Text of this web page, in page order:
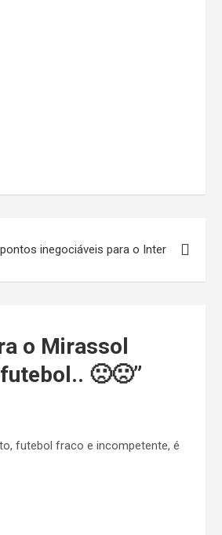
inegociáveis para o Inter
o Mirassol
🙁🙁”
futebol fraco e incompetente, é